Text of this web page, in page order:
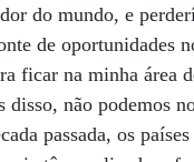
do mundo, e
de oportunidades
ficar na minha área
disso, não podemos
passada, os países